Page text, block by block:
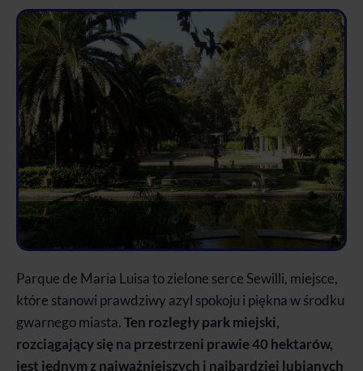
Parque de Maria Luisa to zielone serce Sewilli, miejsce,
które stanowi prawdziwy azyl spokoju i piękna w środku
gwarnego miasta.Ten rozległy park miejski,
rozciągający się na przestrzeni prawie 40 hektarów,
jest jednym z najważniejszych i najbardziej lubianych